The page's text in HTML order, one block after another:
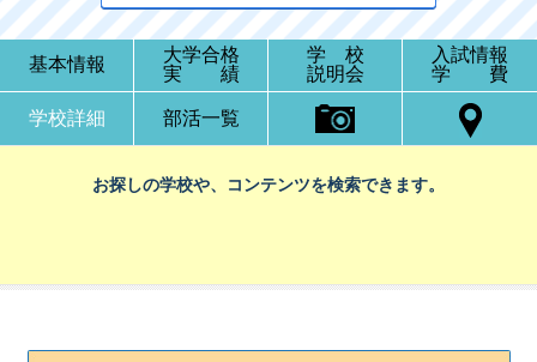
基本情報
大学合格
実 績
学 校
説明会
入試情報
学 費
学校詳細 部活一覧
お探しの学校や、コンテンツを検索できます。